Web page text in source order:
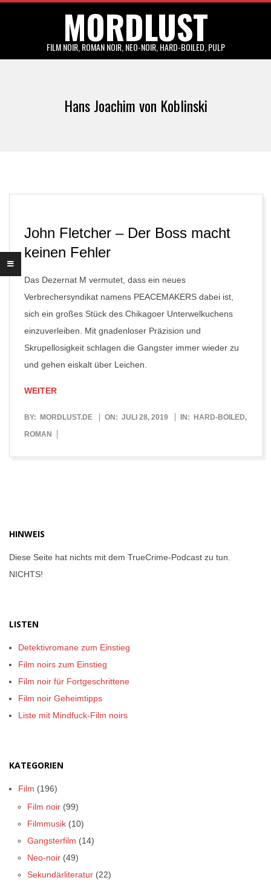
MORDLUST
FILM NOIR, ROMAN NOIR, NEO-NOIR, HARD-BOILED, PULP
Hans Joachim von Koblinski
John Fletcher – Der Boss macht
keinen Fehler
Das Dezernat M vermutet, dass ein neues
Verbrechersyndikat namens PEACEMAKERS dabei ist,
sich ein großes Stück des Chikagoer Unterwelkuchens
einzuverleiben. Mit gnadenloser Präzision und
Skrupellosigkeit schlagen die Gangster immer wieder zu
und gehen eiskalt über Leichen.
WEITER
2019-
07-
BY: MORDLUST.DE ON: JULI 28, 2019 IN: HARD-BOILED,
ROMAN
HINWEIS
Diese Seite hat nichts mit dem TrueCrime-Podcast zu tun.
NICHTS!
LISTEN
Detektivromane zum Einstieg
Film noirs zum Einstieg
Film noir für Fortgeschrittene
Film noir Geheimtipps
Liste mit Mindfuck-Film noirs
KATEGORIEN
Film (196)
Film noir (99)
Filmmusik (10)
Gangsterfilm (14)
Neo-noir (49)
Sekundärliteratur (22)